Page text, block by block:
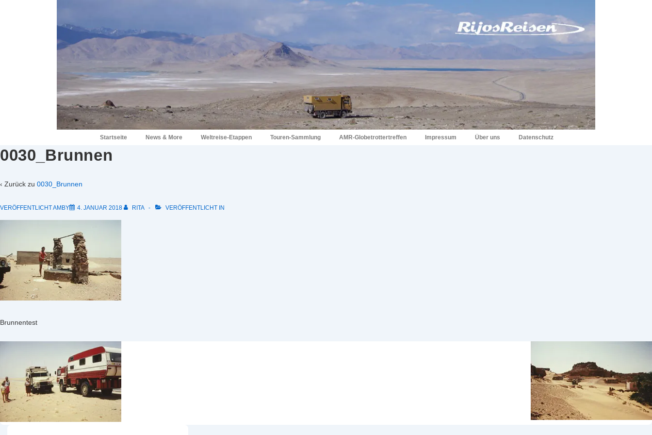
Hauptnavigation
Startseite News & More Weltreise-Etappen Touren-Sammlung AMR-Globetrottertreffen Impressum Über uns Datenschutz
0030_Brunnen
‹ Zurück zu 0030_Brunnen
VERÖFFENTLICHT AMBY 4. JANUAR 2018 RITA VERÖFFENTLICHT IN
Brunnentest